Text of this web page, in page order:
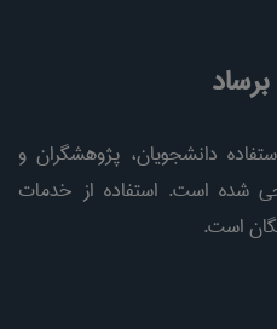
برساد
دانشجویان، پژوهشگران و
شده است. استفاده از خدمات
است.